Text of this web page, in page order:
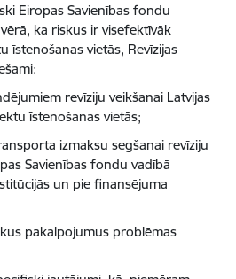
Eiropas Savienības fondu
ka riskus ir visefektīvāk
īstenošanas vietās, Revīzijas
revīziju veikšanai Latvijas
īstenošanas vietās;
izmaksu segšanai revīziju
Savienības fondu vadībā
un pie finansējuma
pakalpojumus problēmas